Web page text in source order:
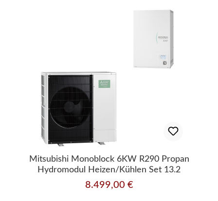
Mitsubishi Monoblock 6KW R290 Propan
Hydromodul Heizen/Kühlen Set 13.2
Regulärer Preis:
8.499,00 €